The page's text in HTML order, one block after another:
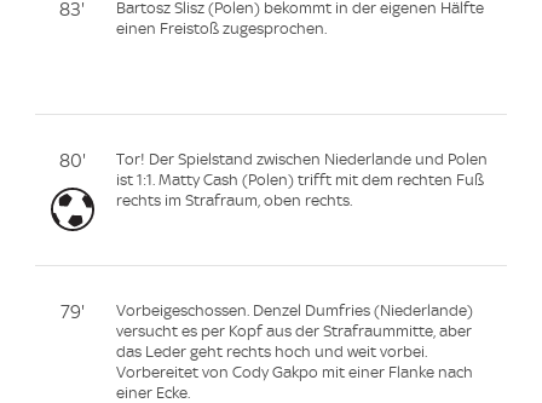
83'
Bartosz Slisz (Polen) bekommt in der eigenen Hälfte
einen Freistoß zugesprochen.
80'
Tor! Der Spielstand zwischen Niederlande und Polen
ist 1:1. Matty Cash (Polen) trifft mit dem rechten Fuß
rechts im Strafraum, oben rechts.
79'
Vorbeigeschossen. Denzel Dumfries (Niederlande)
versucht es per Kopf aus der Strafraummitte, aber
das Leder geht rechts hoch und weit vorbei.
Vorbereitet von Cody Gakpo mit einer Flanke nach
einer Ecke.